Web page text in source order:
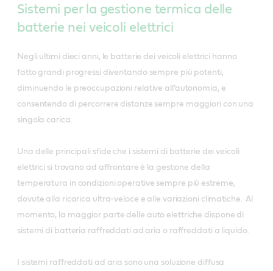
passando al raffreddamento diretto per consentire
una ricarica rapida della batteria e migliorare le
efficiente servono refrigeranti dielettrici
tecnologicamente avanzati, in grado di garantire
prestazioni della batteria costanti durante tutta la vita
utile del veicolo.
Castrol ha sviluppato il fluido termico per veicoli
elettrici Castrol ON per consentire una gestione
termica ottimale della batteria del tuo veicolo
elettrico. Ecco cosa lo rende così efficace:
Livelli di viscosità inferiori rispetto ai liquidi
dielettrici convenzionali, come i fluidi per
Sistemi per la gestione termica delle
batterie nei veicoli elettrici
Negli ultimi dieci anni, le batterie dei veicoli elettrici hanno
fatto grandi progressi diventando sempre più potenti,
diminuendo le preoccupazioni relative all’autonomia, e
consentendo di percorrere distanze sempre maggiori con una
singola carica.
Una delle principali sfide che i sistemi di batterie dei veicoli
elettrici si trovano ad affrontare è la gestione della
temperatura in condizioni operative sempre più estreme,
dovute alla ricarica ultra-veloce e alle variazioni climatiche. Al
momento, la maggior parte delle auto elettriche dispone di
sistemi di batteria raffreddati ad aria o raffreddati a liquido.
I sistemi raffreddati ad aria sono una soluzione diffusa